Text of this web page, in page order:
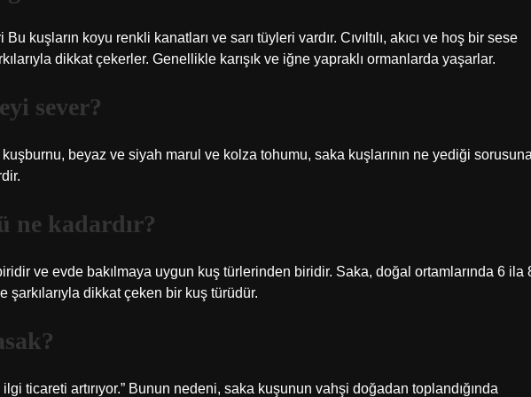
kuşların koyu renkli kanatları ve sarı tüyleri vardır. Cıvıltılı, akıcı ve hoş bir sese
dikkat çekerler. Genellikle karışık ve iğne yapraklı ormanlarda yaşarlar.
sever?
beyaz ve siyah marul ve kolza tohumu, saka kuşlarının ne yediği
ne kadardır?
ve evde bakılmaya uygun kuş türlerinden biridir. Saka, doğal ortamlarında 6 ila
şarkılarıyla dikkat çeken bir kuş türüdür.
ticareti artırıyor.” Bunun nedeni, saka kuşunun vahşi doğadan toplandığında